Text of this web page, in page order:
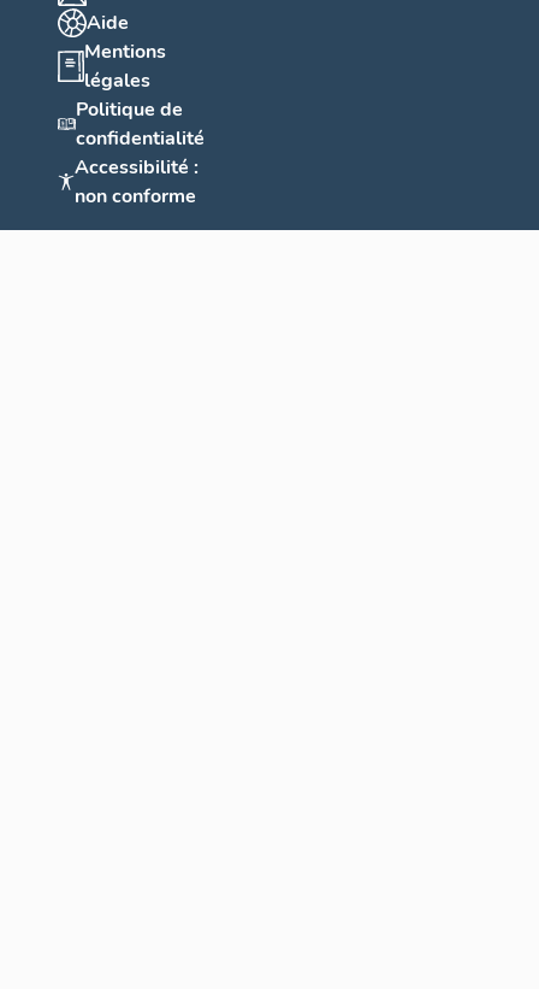
Aide
Mentions
légales
Politique de
confidentialité
Accessibilité :
non conforme